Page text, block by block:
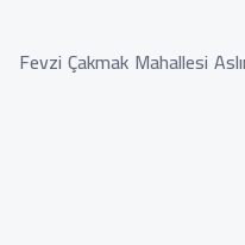
Fevzi Çakmak Mahallesi